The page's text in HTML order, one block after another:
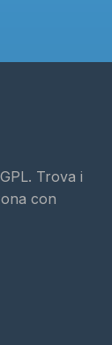
Trova i
con